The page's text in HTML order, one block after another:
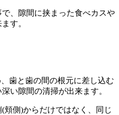
、隙間に挟まった食べカスや
す。
歯と歯の間の根元に差し込む
い隙間の清掃が出来ます。
頬側)からだけではなく、同じ